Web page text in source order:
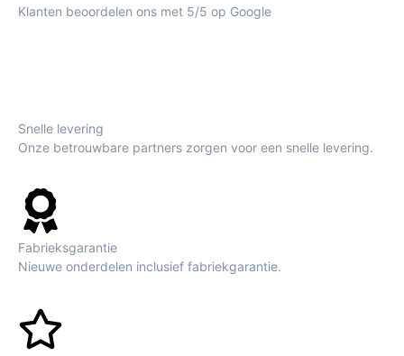
Klanten beoordelen ons met 5/5 op Google
Snelle levering
Onze betrouwbare partners zorgen voor een snelle levering.
Fabrieksgarantie
Nieuwe onderdelen inclusief fabriekgarantie.